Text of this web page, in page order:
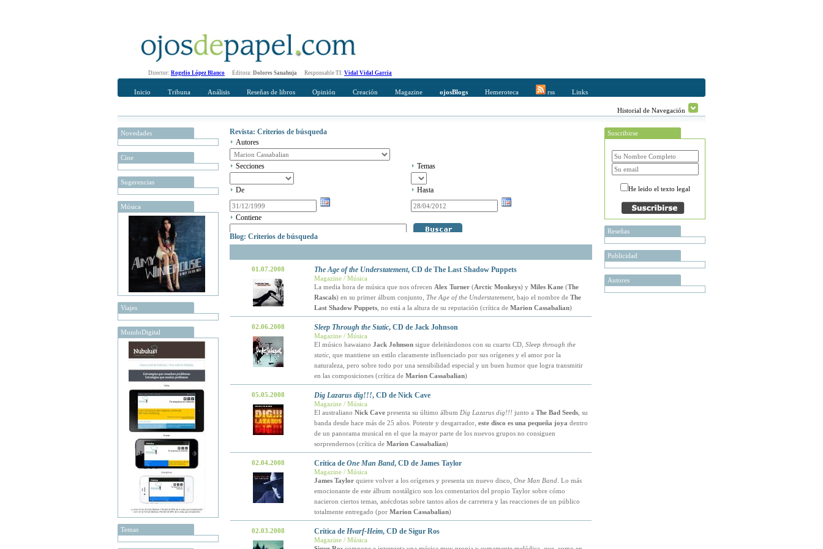
Director: Rogelio López Blanco Editora: Dolores Sanahuja Responsable TI: Vidal Vidal Garcia
Inicio Tribuna Análisis Reseñas de libros Opinión Creación Magazine ojosBlogs Hemeroteca rss Links
Historial de Navegación
Novedades
Cine
Sugerencias
Música
Viajes
MundoDigital
Temas
Revista: Criterios de búsqueda
Autores
Secciones Temas
De Hasta
Contiene
Blog: Criterios de búsqueda
01.07.2008 The Age of the Understatement, CD de The Last Shadow Puppets
Magazine / Música
La media hora de música que nos ofrecen Alex Turner(Arctic Monkeys) y Miles Kane(The
Rascals) en su primer álbum conjunto, The Age of the Understatement, bajo el nombre de The
Last Shadow Puppets, no está a la altura de su reputación (crítica de Marion Cassabalian)
02.06.2008 Sleep Through the Static, CD de Jack Johnson
Magazine / Música
El músico hawaiano Jack Johnsonsigue deleitándonos con su cuarto CD, Sleep through the
static, que mantiene un estilo claramente influenciado por sus orígenes y el amor por la
naturaleza, pero sobre todo por una sensibilidad especial y un buen humor que logra transmitir
en las composiciones (crítica de Marion Cassabalian)
05.05.2008 Dig Lazarus dig!!!, CD de Nick Cave
Magazine / Música
El australiano Nick Cavepresenta su último álbum Dig Lazarus dig!!! junto a The Bad Seeds, su
banda desde hace más de 25 años. Potente y desgarrador, este disco es una pequeña joya dentro
de un panorama musical en el que la mayor parte de los nuevos grupos no consiguen
sorprendernos (crítica de Marion Cassabalian)
02.04.2008 Crítica de One Man Band, CD de James Taylor
Magazine / Música
James Taylorquiere volver a los orígenes y presenta un nuevo disco, One Man Band. Lo más
emocionante de este álbum nostálgico son los comentarios del propio Taylor sobre cómo
nacieron ciertos temas, anécdotas sobre tantos años de carretera y las reacciones de un público
totalmente entregado (por Marion Cassabalian)
02.03.2008 Crítica de Hvarf-Heim, CD de Sigur Ros
Magazine / Música
Suscribirse
He leido el texto legal
Reseñas
Publicidad
Autores